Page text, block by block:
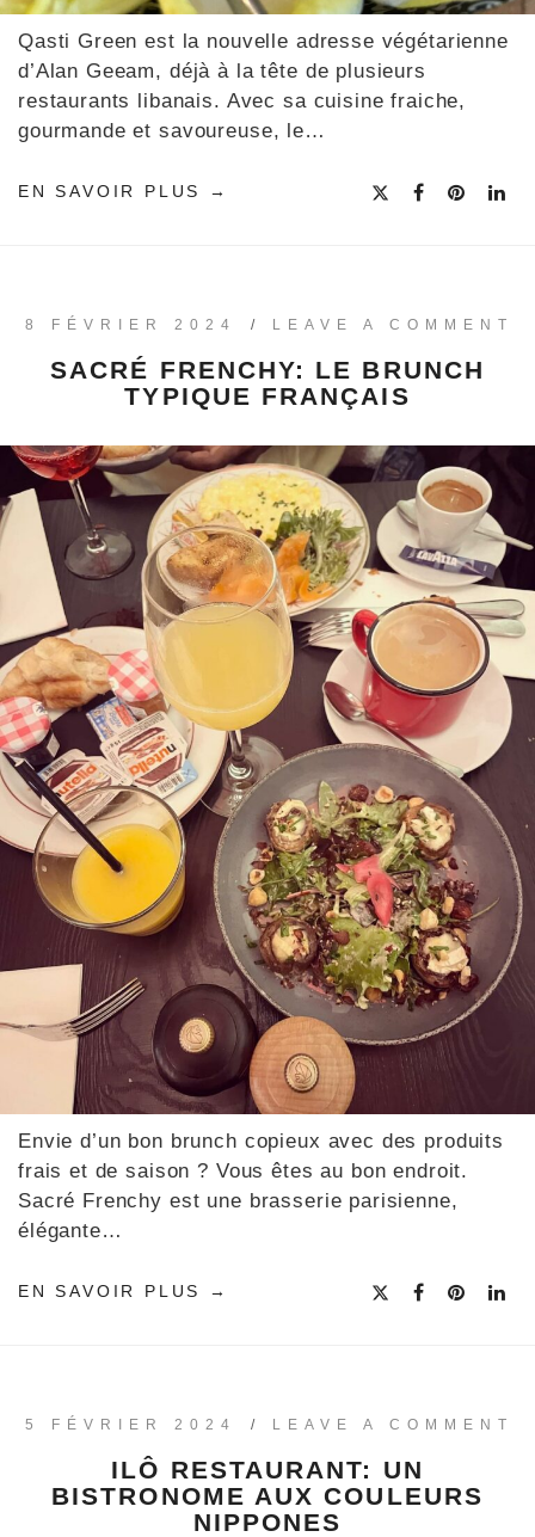
Qasti Green est la nouvelle adresse végétarienne
d’Alan Geeam, déjà à la tête de plusieurs
restaurants libanais. Avec sa cuisine fraiche,
gourmande et savoureuse, le…
EN SAVOIR PLUS
8 FÉVRIER 2024 / LEAVE A COMMENT
SACRÉ FRENCHY: LE BRUNCH
TYPIQUE FRANÇAIS
Envie d’un bon brunch copieux avec des produits
frais et de saison ? Vous êtes au bon endroit.
Sacré Frenchy est une brasserie parisienne,
élégante…
EN SAVOIR PLUS
5 FÉVRIER 2024 / LEAVE A COMMENT
ILÔ RESTAURANT: UN
BISTRONOME AUX COULEURS
NIPPONES